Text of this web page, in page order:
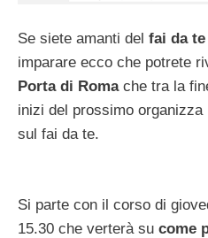
Se siete amanti del fai da te
imparare ecco che potrete
Porta di Romache tra la
inizi del prossimo
sul fai da te.
Si parte con il corso di
15.30 che verterà su come